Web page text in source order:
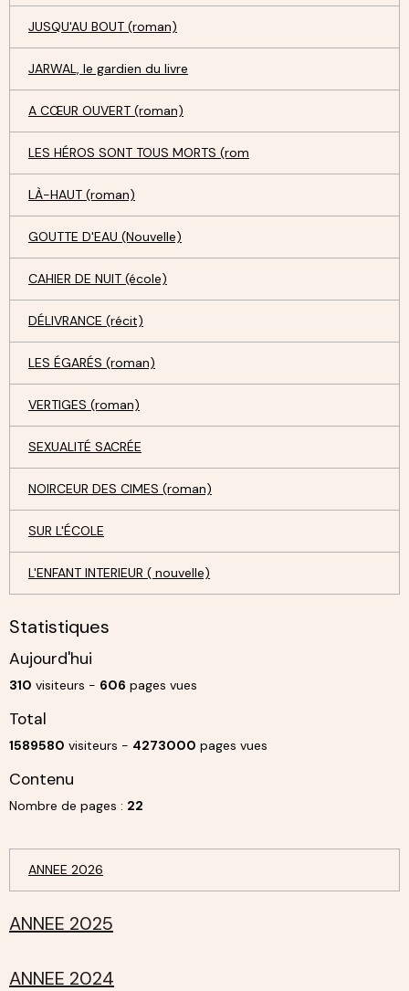
JUSQU'AU BOUT (roman)
JARWAL, le gardien du livre
A CŒUR OUVERT (roman)
LES HÉROS SONT TOUS MORTS (rom
LÀ-HAUT (roman)
GOUTTE D'EAU (Nouvelle)
CAHIER DE NUIT (école)
DÉLIVRANCE (récit)
LES ÉGARÉS (roman)
VERTIGES (roman)
SEXUALITÉ SACRÉE
NOIRCEUR DES CIMES (roman)
SUR L'ÉCOLE
L'ENFANT INTERIEUR ( nouvelle)
Statistiques
Aujourd'hui
310 visiteurs - 606 pages vues
Total
1589580 visiteurs - 4273000 pages vues
Contenu
Nombre de pages : 22
ANNEE 2026
ANNEE 2025
ANNEE 2024